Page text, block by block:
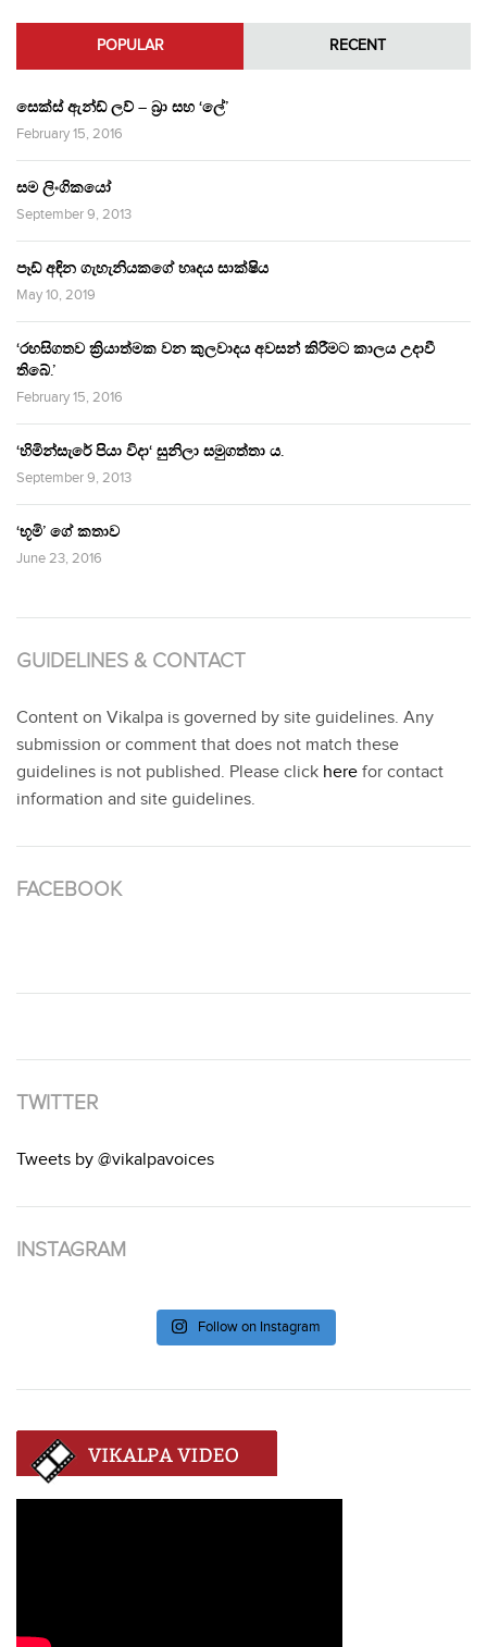
POPULAR RECENT
සෙක්ස් ඇන්ඩ් ලව් – බ්‍රා සහ ‘ලේ’
February 15, 2016
සම ලිංගිකයෝ
September 9, 2013
පෑඩ් අඳින ගැහැනියකගේ හෘදය සාක්ෂිය
May 10, 2019
‘රහසිගතව ක්‍රියාත්මක වන කුලවාදය අවසන් කිරීමට කාලය උදාවී
තිබේ.’
February 15, 2016
‘හිමින්සැරේ පියා විදා‘ සුනිලා සමුගත්තා ය.
September 9, 2013
‘භූමි’ ගේ කතාව
June 23, 2016
GUIDELINES & CONTACT
Content on Vikalpa is governed by site guidelines. Any
submission or comment that does not match these
guidelines is not published. Please click here for contact
information and site guidelines.
FACEBOOK
TWITTER
Tweets by @vikalpavoices
INSTAGRAM
Follow on Instagram